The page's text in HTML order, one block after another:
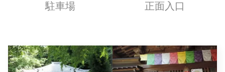
駐車場
正面入口